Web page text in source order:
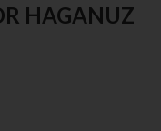
HAGANUZ